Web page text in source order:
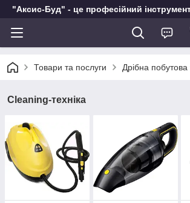
"Аксис-Буд" - це професійний
Товари та послуги Дрібна побутова
Cleaning-техніка